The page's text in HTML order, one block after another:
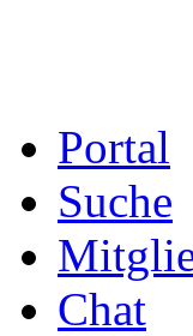
Portal
Suche
Chat